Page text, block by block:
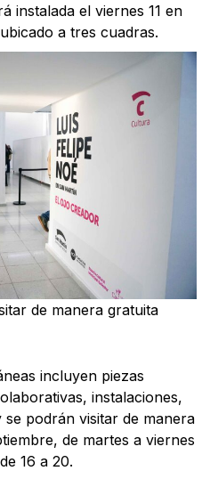
instalada el viernes 11 en
a tres cuadras.
de manera gratuita
incluyen piezas
instalaciones,
podrán visitar de manera
de martes a viernes
16 a 20.